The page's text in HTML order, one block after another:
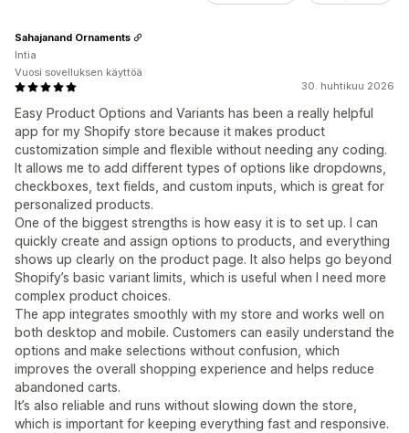
30. huhtikuu 2026
Easy Product Options and Variants has been a really helpful
app for my Shopify store because it makes product
customization simple and flexible without needing any coding.
It allows me to add different types of options like dropdowns,
checkboxes, text fields, and custom inputs, which is great for
personalized products.
One of the biggest strengths is how easy it is to set up. I can
quickly create and assign options to products, and everything
shows up clearly on the product page. It also helps go beyond
Shopify’s basic variant limits, which is useful when I need more
complex product choices.
The app integrates smoothly with my store and works well on
both desktop and mobile. Customers can easily understand the
options and make selections without confusion, which
improves the overall shopping experience and helps reduce
abandoned carts.
It’s also reliable and runs without slowing down the store,
which is important for keeping everything fast and responsive.
Sahajanand Ornaments
Intia
Vuosi sovelluksen käyttöä